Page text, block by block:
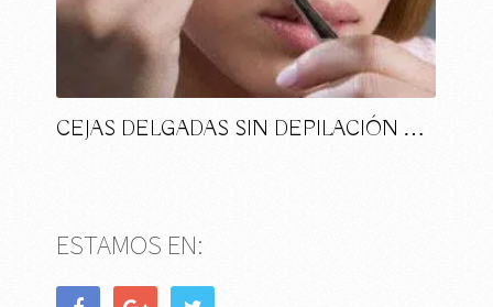
CEJAS DELGADAS SIN DEPILACIÓN …
ESTAMOS EN: